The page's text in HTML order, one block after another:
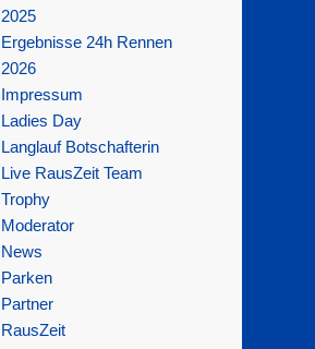
2025
Ergebnisse 24h Rennen
2026
Impressum
Ladies Day
Langlauf Botschafterin
Live RausZeit Team
Trophy
Moderator
News
Parken
Partner
RausZeit